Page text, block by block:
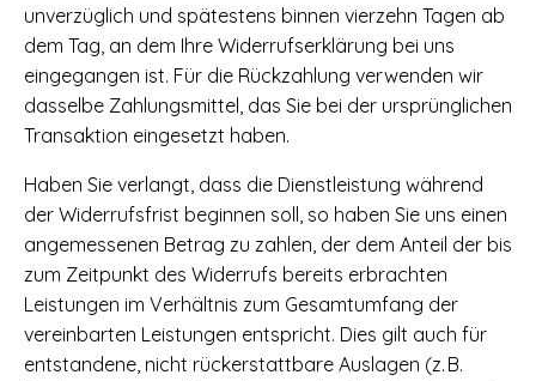
unverzüglich und spätestens binnen vierzehn Tagen ab
dem Tag, an dem Ihre Widerrufserklärung bei uns
eingegangen ist. Für die Rückzahlung verwenden wir
dasselbe Zahlungsmittel, das Sie bei der ursprünglichen
Transaktion eingesetzt haben.
Haben Sie verlangt, dass die Dienstleistung während
der Widerrufsfrist beginnen soll, so haben Sie uns einen
angemessenen Betrag zu zahlen, der dem Anteil der bis
zum Zeitpunkt des Widerrufs bereits erbrachten
Leistungen im Verhältnis zum Gesamtumfang der
vereinbarten Leistungen entspricht. Dies gilt auch für
entstandene, nicht rückerstattbare Auslagen (z. B.